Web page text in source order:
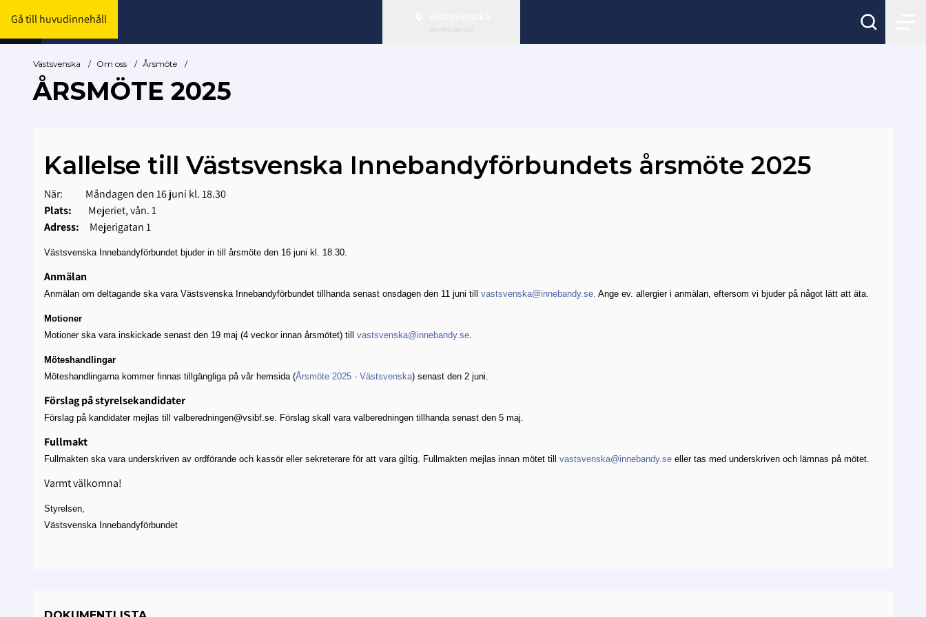
Gå till huvudinnehåll
Byt förbund här
Västsvenska / Om oss / Årsmöte /
ÅRSMÖTE 2025
Kallelse till Västsvenska Innebandyförbundets årsmöte 2025
När:
Måndagen den 16 juni kl. 18.30
Plats: Mejeriet, vån. 1
Adress: Mejerigatan 1
Västsvenska Innebandyförbundet bjuder in till årsmöte den 16 juni kl. 18.30.
Anmälan
Anmälan om deltagande ska vara Västsvenska Innebandyförbundet tillhanda senast onsdagen den 11 juni till vastsvenska@innebandy.se Ange ev. allergier i anmälan, eftersom vi bjuder på något lätt att äta.
Motioner
Motioner ska vara inskickade senast den 19 maj (4 veckor innan årsmötet) till vastsvenska@innebandy.se
Möteshandlingar
Möteshandlingarna kommer finnas tillgängliga på vår hemsida (Årsmöte 2025 - Västsvenska) senast den 2 juni.
Förslag på styrelsekandidater
Förslag på kandidater mejlas till valberedningen@vsibf.se. Förslag skall vara valberedningen tillhanda senast den 5 maj.
Fullmakt
Fullmakten ska vara underskriven av ordförande och kassör eller sekreterare för att vara giltig. Fullmakten mejlas innan mötet till vastsvenska@innebandy.se eller tas med underskriven och lämnas på mötet.
Varmt välkomna!
Styrelsen,
Västsvenska Innebandyförbundet